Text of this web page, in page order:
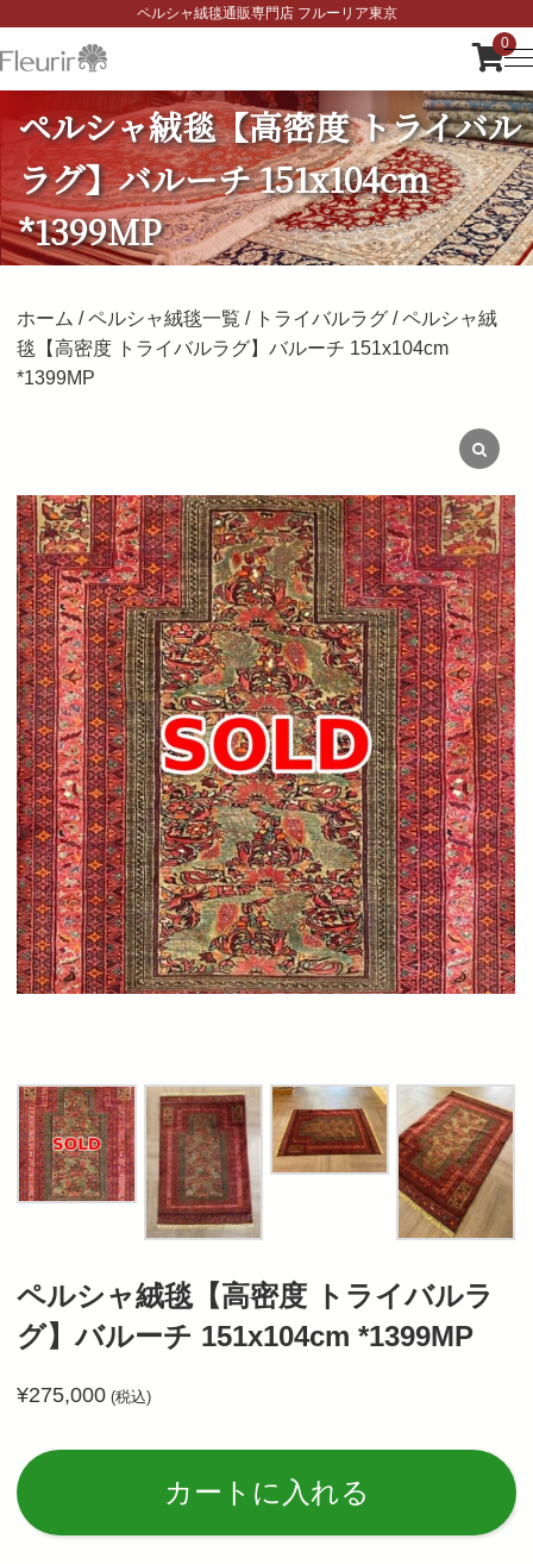
ペルシャ絨毯通販専門店 フルーリア東京
0
ペルシャ絨毯【高密度 トライバル
ラグ】バルーチ 151x104cm
*1399MP
ホーム /ペルシャ絨毯一覧 / トライバルラグ / ペルシャ絨
毯【高密度 トライバルラグ】バルーチ 151x104cm
*1399MP
ペルシャ絨毯【高密度 トライバルラ
グ】バルーチ 151x104cm *1399MP
¥275,000 (税込)
カートに入れる